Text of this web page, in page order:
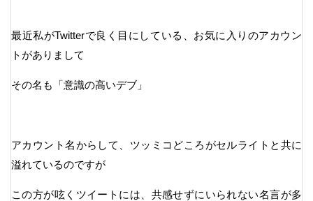
最近私がTwitterで良く目にしている、お気に入りのアカウン
トがありまして
その名も「意識の高いデブ」
アカウント名からして、ツッミコどころがセルライトと共に
溢れているのですが
この方が呟くツイートには、共感せずにいられない名言が多